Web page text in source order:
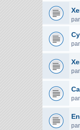
par
par
par
par
par